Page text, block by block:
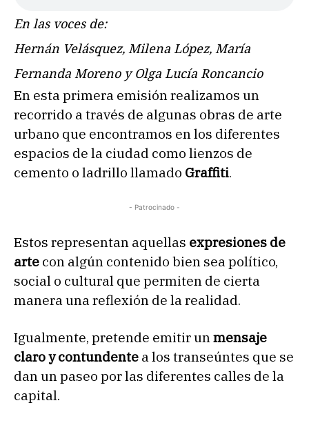
En las voces de:
Hernán Velásquez, Milena López, María
Fernanda Moreno y Olga Lucía Roncancio
En esta primera emisión realizamos un
recorrido a través de algunas obras de arte
urbano que encontramos en los diferentes
espacios de la ciudad como lienzos de
cemento o ladrillo llamado Graffiti.
- Patrocinado -
Estos representan aquellas expresiones de
arte con algún contenido bien sea político,
social o cultural que permiten de cierta
manera una reflexión de la realidad.
Igualmente, pretende emitir un mensaje
claro y contundente a los transeúntes que se
dan un paseo por las diferentes calles de la
capital.